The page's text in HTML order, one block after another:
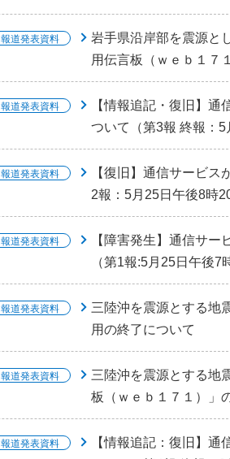
報道発表資料
岩手県沿岸部を震源と
用伝言板（ｗｅｂ１７
報道発表資料
【情報追記・復旧】
ついて（第3報 終報：5
報道発表資料
【復旧】通信サービ
2報：5月25日午後8時
報道発表資料
【障害発生】通信サ
（第1報:5月25日午後7
報道発表資料
三陸沖を震源とする地
用の終了について
報道発表資料
三陸沖を震源とする地
板（ｗｅｂ１７１）」
報道発表資料
【情報追記：復旧】